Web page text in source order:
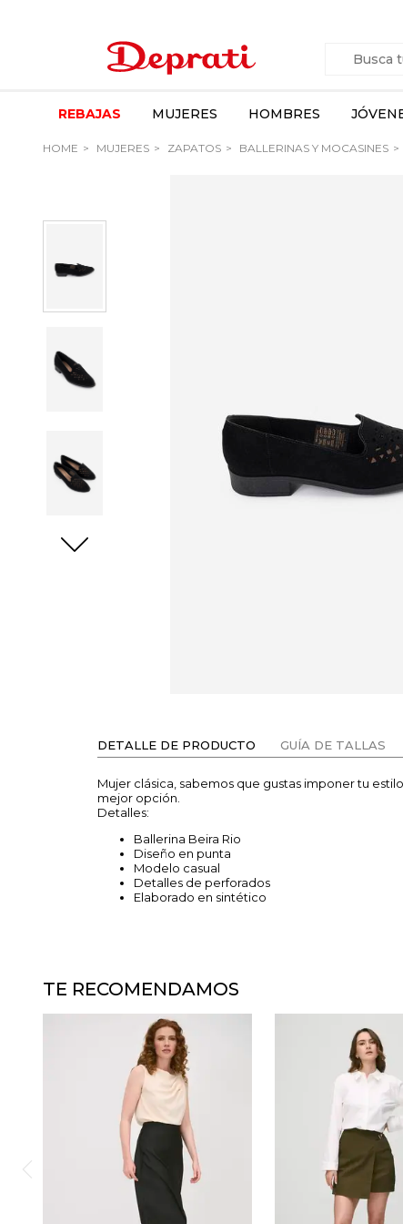
REBAJAS MUJERES HOMBRES
HOME MUJERES ZAPATOS BALLERINAS Y MOCASINES
DETALLE DE PRODUCTO GUÍA DE TALLAS
Mujer clásica, sabemos que gustas imponer tu
mejor opción.
Detalles:
Ballerina Beira Rio
Diseño en punta
Modelo casual
Detalles de perforados
Elaborado en sintético
TE RECOMENDAMOS